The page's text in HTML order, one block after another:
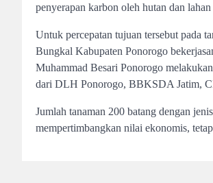
penyerapan karbon oleh hutan dan
Untuk percepatan tujuan tersebut
Bungkal Kabupaten Ponorogo
Muhammad Besari Ponorogo
dari DLH Ponorogo, BBKSDA Jatim,
Jumlah tanaman 200 batang dengan
mempertimbangkan nilai ekonomis,